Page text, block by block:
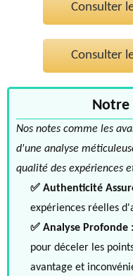
Consulter
Consulter
Notre
Nos notes comme les
d'une analyse
qualité des expériences
✅ Authenticité
expériences réelles
✅ Analyse Profonde :
pour déceler les
avantage et